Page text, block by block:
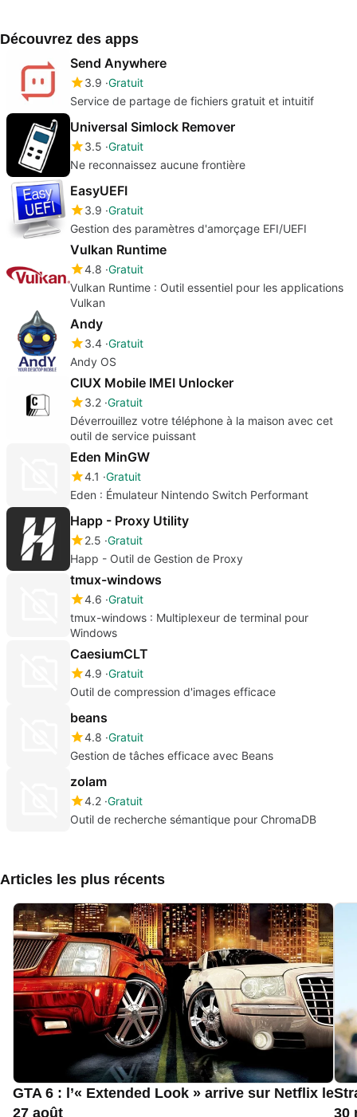
Découvrez des apps
Send Anywhere
3.9 Gratuit
Service de partage de fichiers gratuit et intuitif
Universal Simlock Remover
3.5 Gratuit
Ne reconnaissez aucune frontière
EasyUEFI
3.9 Gratuit
Gestion des paramètres d'amorçage EFI/UEFI
Vulkan Runtime
4.8 Gratuit
Vulkan Runtime : Outil essentiel pour les applications
Vulkan
Andy
3.4 Gratuit
Andy OS
CIUX Mobile IMEI Unlocker
3.2 Gratuit
Déverrouillez votre téléphone à la maison avec cet
outil de service puissant
Eden MinGW
4.1 Gratuit
Eden : Émulateur Nintendo Switch Performant
Happ - Proxy Utility
2.5 Gratuit
Happ - Outil de Gestion de Proxy
tmux-windows
4.6 Gratuit
tmux-windows : Multiplexeur de terminal pour
Windows
CaesiumCLT
4.9 Gratuit
Outil de compression d'images efficace
beans
4.8 Gratuit
Gestion de tâches efficace avec Beans
zolam
4.2 Gratuit
Outil de recherche sémantique pour ChromaDB
Articles les plus récents
GTA 6 : l’« Extended Look » arrive sur Netflix le
27 août
30